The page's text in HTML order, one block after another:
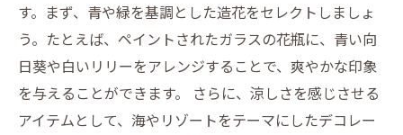
す。まず、青や緑を基調とした造花をセレクトしましょ
う。たとえば、ペイントされたガラスの花瓶に、青い向
日葵や白いリリーをアレンジすることで、爽やかな印象
を与えることができます。 さらに、涼しさを感じさせる
アイテムとして、海やリゾートをテーマにしたデコレー